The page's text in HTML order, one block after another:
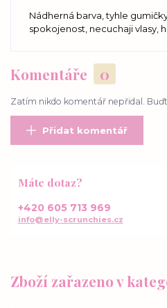
Nádherná barva, tyhle
spokojenost, necuchaji vlasy,
Komentáře 0
Zatím nikdo komentář nepřidal.
Přidat komentář
Zboží zařazeno v
Máte dotaz?
+420 605 713 969
info@elly-scrunchies.cz